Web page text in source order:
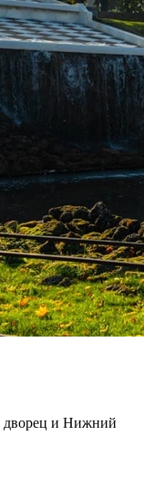
дворец и Нижний